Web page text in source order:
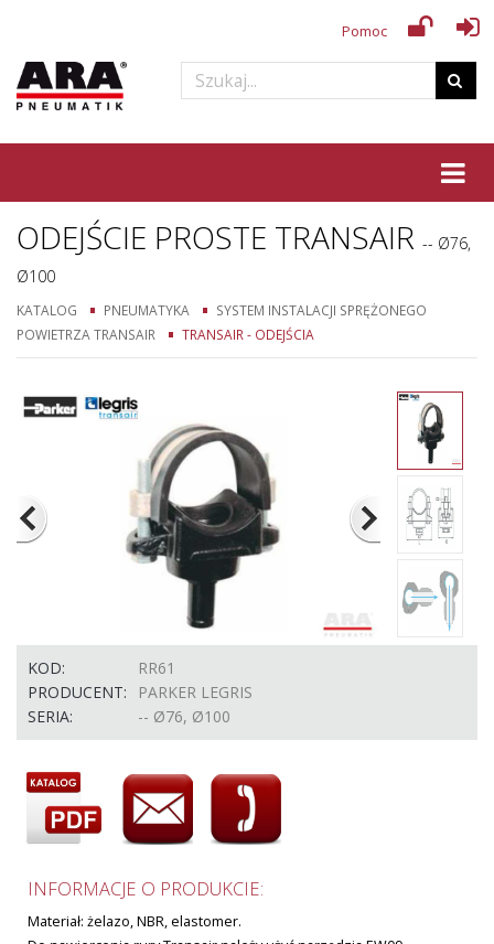
Pomoc
ODEJŚCIE PROSTE TRANSAIR -- Ø76,
Ø100
KATALOG PNEUMATYKA
SYSTEM INSTALACJI SPRĘŻONEGO
POWIETRZA TRANSAIR
TRANSAIR - ODEJŚCIA
KOD:
RR61
PRODUCENT:
PARKER LEGRIS
SERIA:
-- Ø76, Ø100
INFORMACJE O PRODUKCIE:
Materiał: żelazo, NBR, elastomer.